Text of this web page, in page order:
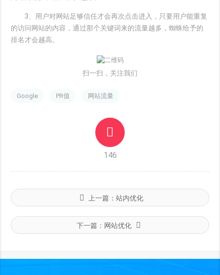
3、用户对网站足够信任才会再次点击进入，只要用户能重复
的访问网站的内容，通过那个关键词来的流量越多，蜘蛛给予的
排名才会越高。
扫一扫，关注我们
Google PR值 网站流量
146
上一篇： 站内优化
下一篇： 网站优化